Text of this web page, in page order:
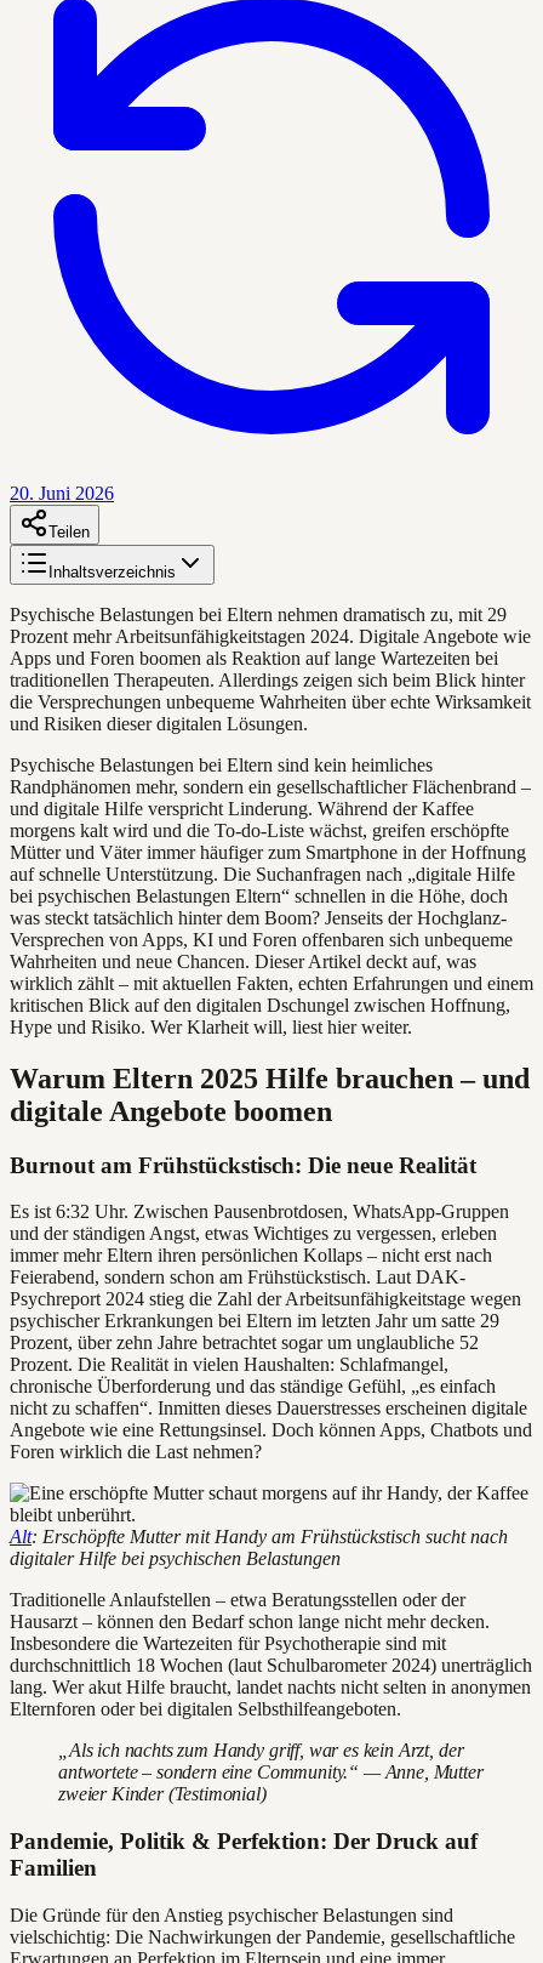
20. Juni 2026
Teilen
Inhaltsverzeichnis
Psychische Belastungen bei Eltern nehmen dramatisch zu, mit 29
Prozent mehr Arbeitsunfähigkeitstagen 2024. Digitale Angebote wie
Apps und Foren boomen als Reaktion auf lange Wartezeiten bei
traditionellen Therapeuten. Allerdings zeigen sich beim Blick hinter
die Versprechungen unbequeme Wahrheiten über echte Wirksamkeit
und Risiken dieser digitalen Lösungen.
Psychische Belastungen bei Eltern sind kein heimliches
Randphänomen mehr, sondern ein gesellschaftlicher Flächenbrand –
und digitale Hilfe verspricht Linderung. Während der Kaffee
morgens kalt wird und die To-do-Liste wächst, greifen erschöpfte
Mütter und Väter immer häufiger zum Smartphone in der Hoffnung
auf schnelle Unterstützung. Die Suchanfragen nach „digitale Hilfe
bei psychischen Belastungen Eltern“ schnellen in die Höhe, doch
was steckt tatsächlich hinter dem Boom? Jenseits der Hochglanz-
Versprechen von Apps, KI und Foren offenbaren sich unbequeme
Wahrheiten und neue Chancen. Dieser Artikel deckt auf, was
wirklich zählt – mit aktuellen Fakten, echten Erfahrungen und einem
kritischen Blick auf den digitalen Dschungel zwischen Hoffnung,
Hype und Risiko. Wer Klarheit will, liest hier weiter.
Warum Eltern 2025 Hilfe brauchen – und
digitale Angebote boomen
Burnout am Frühstückstisch: Die neue Realität
Es ist 6:32 Uhr. Zwischen Pausenbrotdosen, WhatsApp-Gruppen
und der ständigen Angst, etwas Wichtiges zu vergessen, erleben
immer mehr Eltern ihren persönlichen Kollaps – nicht erst nach
Feierabend, sondern schon am Frühstückstisch. Laut DAK-
Psychreport 2024 stieg die Zahl der Arbeitsunfähigkeitstage wegen
psychischer Erkrankungen bei Eltern im letzten Jahr um satte 29
Prozent, über zehn Jahre betrachtet sogar um unglaubliche 52
Prozent. Die Realität in vielen Haushalten: Schlafmangel,
chronische Überforderung und das ständige Gefühl, „es einfach
nicht zu schaffen“. Inmitten dieses Dauerstresses erscheinen digitale
Angebote wie eine Rettungsinsel. Doch können Apps, Chatbots und
Foren wirklich die Last nehmen?
Alt: Erschöpfte Mutter mit Handy am Frühstückstisch sucht nach
digitaler Hilfe bei psychischen Belastungen
Traditionelle Anlaufstellen – etwa Beratungsstellen oder der
Hausarzt – können den Bedarf schon lange nicht mehr decken.
Insbesondere die Wartezeiten für Psychotherapie sind mit
durchschnittlich 18 Wochen (laut Schulbarometer 2024) unerträglich
lang. Wer akut Hilfe braucht, landet nachts nicht selten in anonymen
Elternforen oder bei digitalen Selbsthilfeangeboten.
„Als ich nachts zum Handy griff, war es kein Arzt, der
antwortete – sondern eine Community.“ — Anne, Mutter
zweier Kinder (Testimonial)
Pandemie, Politik & Perfektion: Der Druck auf
Familien
Die Gründe für den Anstieg psychischer Belastungen sind
vielschichtig: Die Nachwirkungen der Pandemie, gesellschaftliche
Erwartungen an Perfektion im Elternsein und eine immer